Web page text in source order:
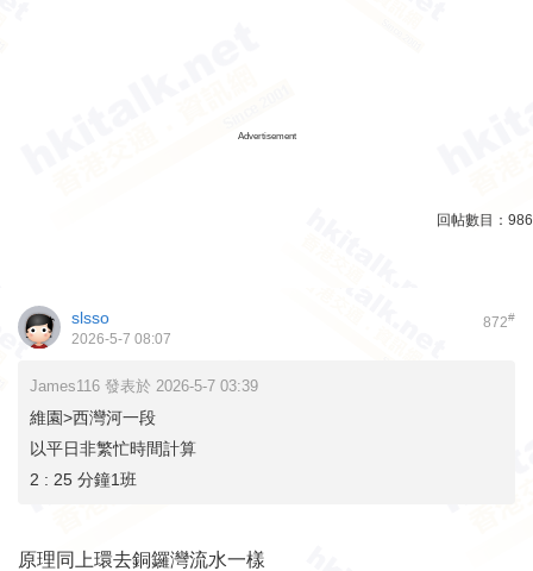
Advertisement
回帖數目： 986
872#
slsso
2026-5-7 08:07
James116 發表於 2026-5-7 03:39
維園>西灣河一段
以平日非繁忙時間計算
2 : 25 分鐘1班
原理同上環去銅鑼灣流水一樣